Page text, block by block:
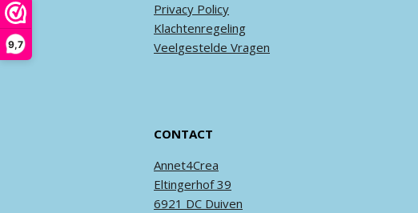
9,7
Privacy Policy
Klachtenregeling
Veelgestelde Vragen
CONTACT
Annet4Crea
Eltingerhof 39
6921 DC Duiven